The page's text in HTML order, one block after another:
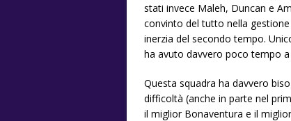
stati invece Maleh, Duncan e
convinto del tutto nella
inerzia del secondo tempo.
ha avuto davvero poco tempo a
Questa squadra ha davvero
difficoltà (anche in parte nel
il miglior Bonaventura e il